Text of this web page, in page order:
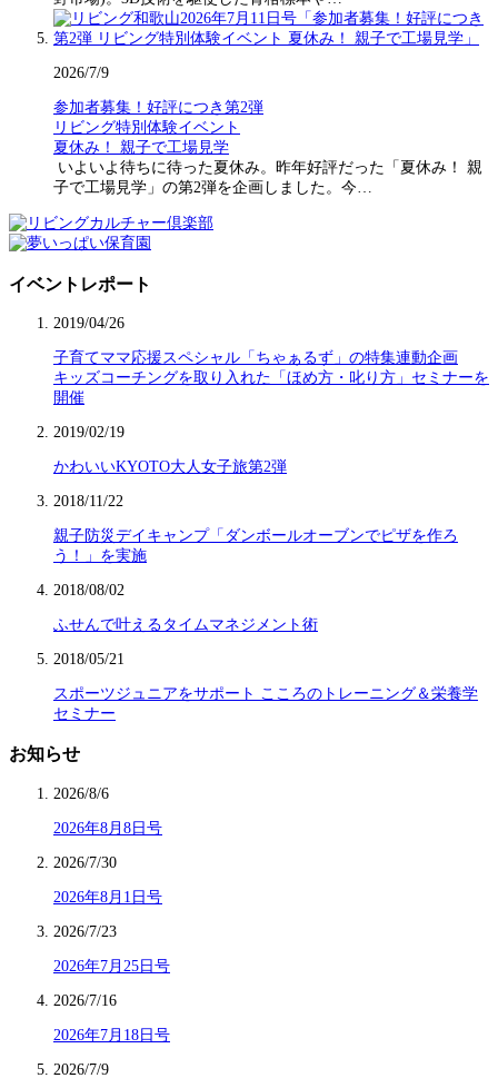
2026/7/9
参加者募集！好評につき第2弾
リビング特別体験イベント
夏休み！ 親子で工場見学
いよいよ待ちに待った夏休み。昨年好評だった「夏休み！ 親
子で工場見学」の第2弾を企画しました。今…
イベントレポート
2019/04/26
子育てママ応援スペシャル「ちゃぁるず」の特集連動企画
キッズコーチングを取り入れた「ほめ方・叱り方」セミナーを
開催
2019/02/19
かわいいKYOTO大人女子旅第2弾
2018/11/22
親子防災デイキャンプ「ダンボールオーブンでピザを作ろ
う！」を実施
2018/08/02
ふせんで叶えるタイムマネジメント術
2018/05/21
スポーツジュニアをサポート こころのトレーニング＆栄養学
セミナー
お知らせ
2026/8/6
2026年8月8日号
2026/7/30
2026年8月1日号
2026/7/23
2026年7月25日号
2026/7/16
2026年7月18日号
2026/7/9